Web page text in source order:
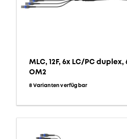
MLC, 12F, 6x LC/PC
OM2
8 Varianten verfügbar